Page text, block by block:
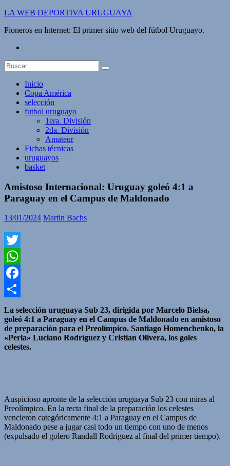
Saltar
contenido
LA WEB DEPORTIVA URUGUAYA
Pioneros en Internet: El primer sitio web del fútbol Uruguayo.
Buscar:
Inicio
Copa América
selección
futbol uruguayo
1era. División
2da. División
Amateur
Fichas técnicas
uruguayos
basket
Amistoso Internacional: Uruguay goleó 4:1 a
Paraguay en el Campus de Maldonado
13/01/2024 Martin Bachs
Twitter
WhatsApp
Facebook
Compartir
La selección uruguaya Sub 23, dirigida por Marcelo Bielsa,
goleó 4:1 a Paraguay en el Campus de Maldonado en amistoso
de preparación para el Preolímpico. Santiago Homenchenko, la
«Perla» Luciano Rodríguez y Cristian Olivera, los goles
celestes.
Auspicioso apronte de la selección uruguaya Sub 23 con miras al
Preolímpico. En la recta final de la preparación los celestes
vencieron categóricamente 4:1 a Paraguay en el Campus de
Maldonado pese a jugar casi todo un tiempo con uno de menos
(expulsado el golero Randall Rodríguez al final del primer tiempo).